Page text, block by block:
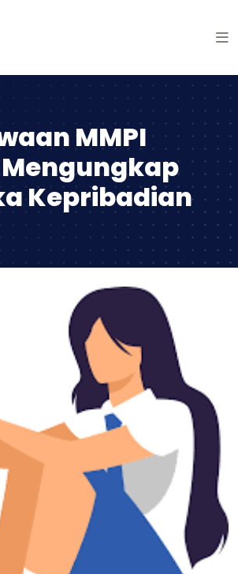
MMPI
Kepribadian